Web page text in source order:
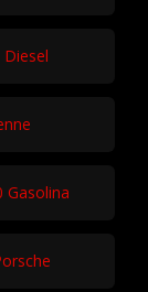
Gasolina